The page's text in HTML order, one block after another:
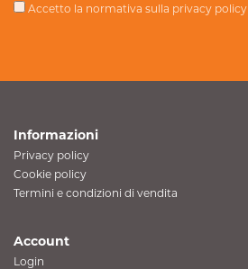
Accetto la normativa sulla privacy policy
Informazioni
Privacy policy
Cookie policy
Termini e condizioni di vendita
Account
Login